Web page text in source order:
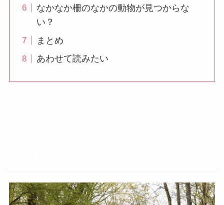
なかなか柵のなかの動物が見つからな
い？
まとめ
あわせて読みたい